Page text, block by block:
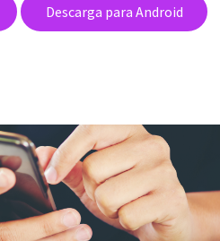
Descarga para Android